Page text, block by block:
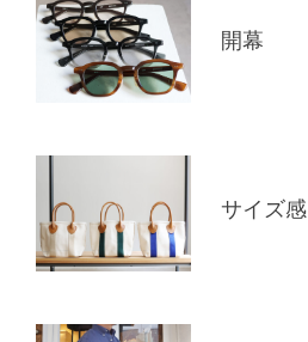
開幕
サイズ感